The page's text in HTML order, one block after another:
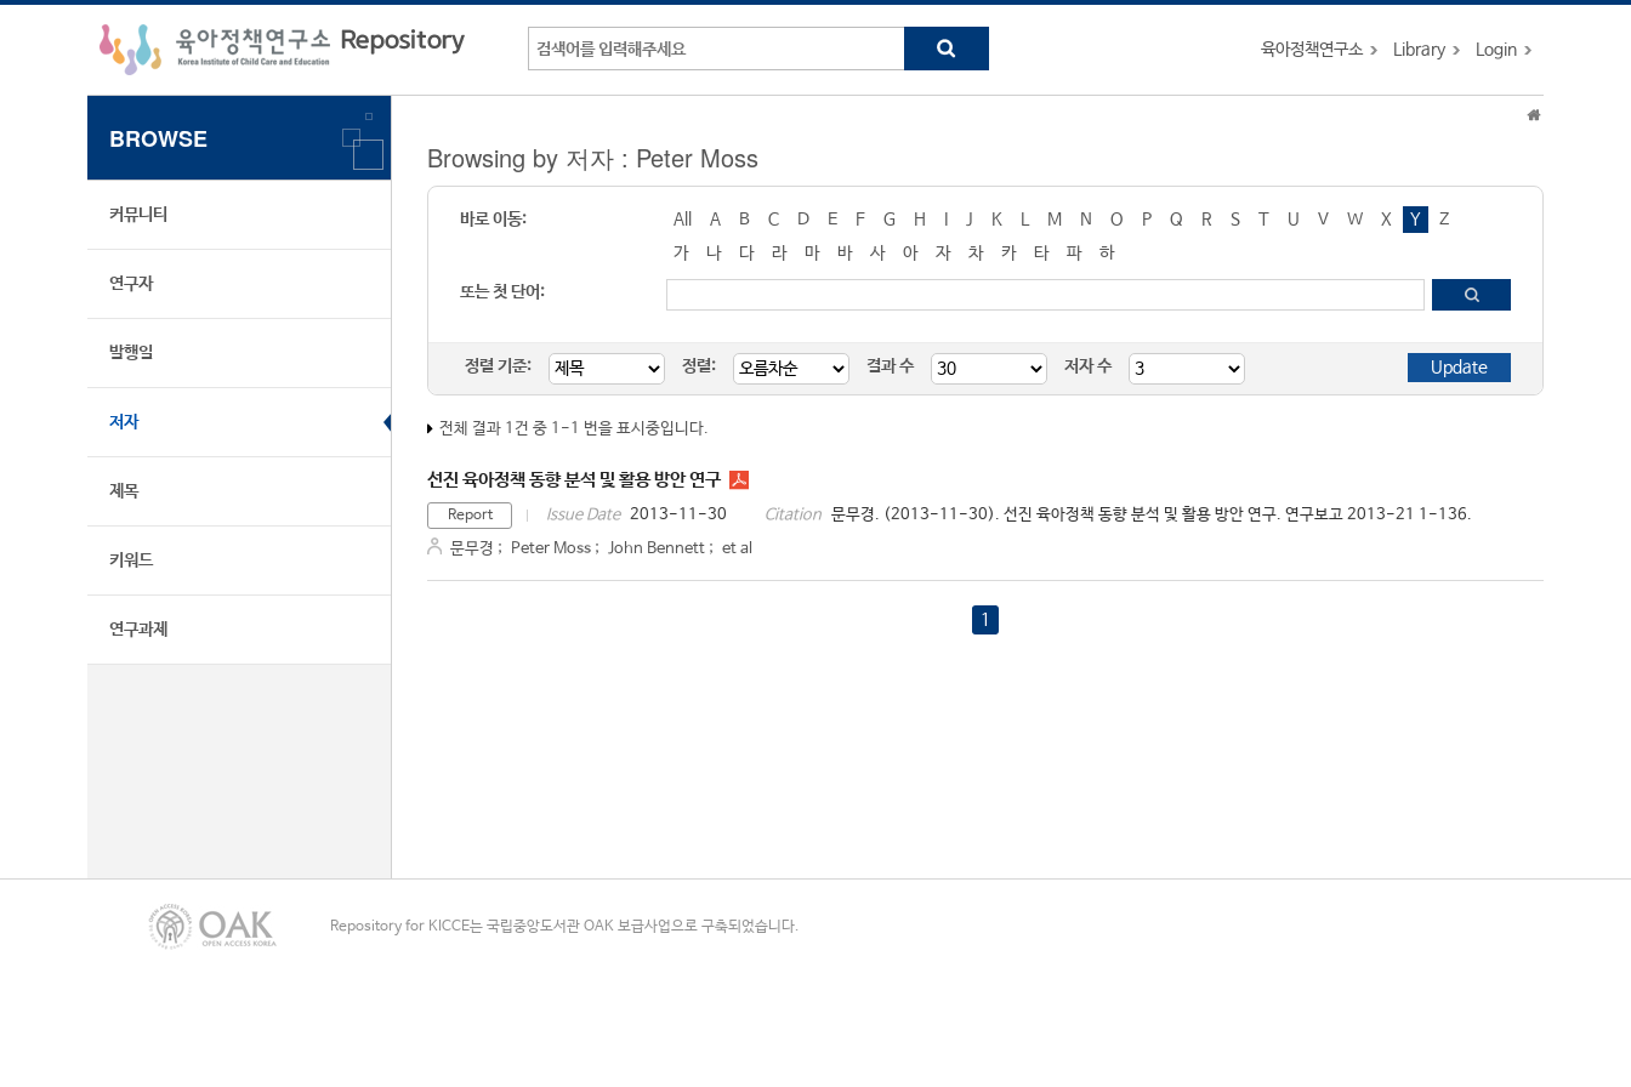
육아정책연구소 Library Login
BROWSE
커뮤니티
연구자
발행일
저자
제목
키워드
연구과제
Browsing by 저자 : Peter Moss
바로 이동: All A B C D E F G H J K M N O P Q R S T U V W X Y
Z
가
나 다 라 마 바 사 아 자 차 카 타 파
하
또는 첫 단어:
정렬 기준: 정렬: 결과 수 저자 수
전체 결과 1건 중 1-1 번을 표시중입니다.
선진 육아정책 동향 분석 및 활용 방안 연구
Report Issue Date 2013-11-30 Citation 문무경. (2013-11-30). 선진 육아정책 동향 분석 및 활용 방안 연구. 연구보고 2013-21 1-136.
문무경 ; Peter Moss ; John Bennett ; et al
1
Repository for KICCE는 국립중앙도서관 OAK 보급사업으로 구축되었습니다.